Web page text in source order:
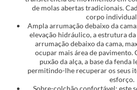
de molas abertas tradicionais.
corpo
Ampla arrumação debaixo da
elevação hidráulico, a estrutura
arrumação debaixo da cama,
ocupar mais área de pavimento.
puxão da alça, a base da fenda
permitindo-lhe recuperar os seus
esforço.